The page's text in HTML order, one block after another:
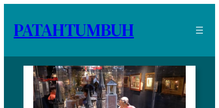
PATAHTUMBUH